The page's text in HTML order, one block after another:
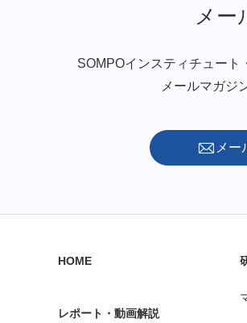
メー
SOMPOインスティチュー
メールマガジ
メー
HOME
レポート・動画解説